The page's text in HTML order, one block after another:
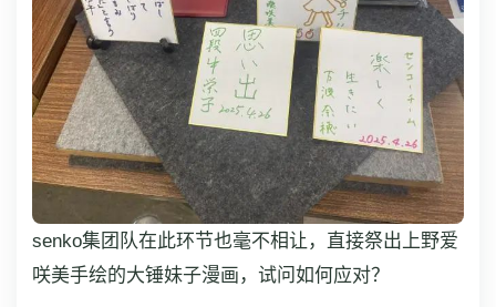
senko集团队在此环节也毫不相让，直接祭出上野爱
咲美手绘的大锤妹子漫画，试问如何应对？